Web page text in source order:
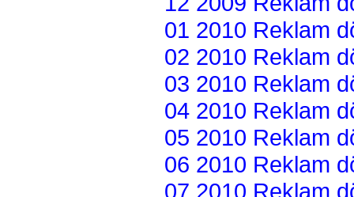
01 2010 Reklam
02 2010 Reklam
03 2010 Reklam
04 2010 Reklam
05 2010 Reklam
06 2010 Reklam
07 2010 Reklam